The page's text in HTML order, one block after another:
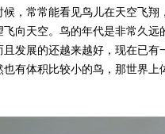
候，常常能看见鸟儿在天空飞
向天空。鸟的年代是非常久
发展的还越来越好，现在已
有体积比较小的鸟，那世界